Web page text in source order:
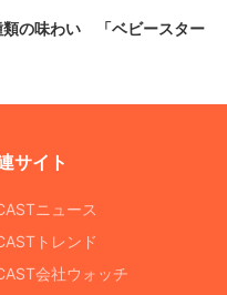
類の味わい 「ベビースター
サイト
ニュース
トレンド
会社ウォッチ